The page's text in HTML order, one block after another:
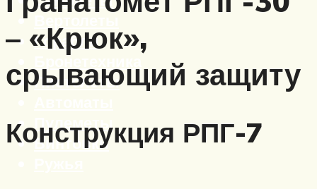
Корабли
Бронетехника
Пистолеты
Пулеметы
Винтовки
– «Крюк»,
срывающий защиту
Конструкция РПГ-7